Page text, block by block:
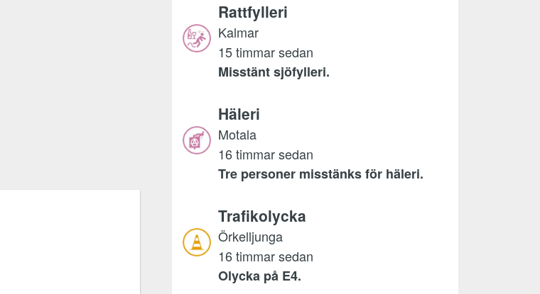
Rattfylleri
Kalmar
15 timmar sedan
Misstänt sjöfylleri.
Häleri
Motala
16 timmar sedan
Tre personer misstänks för häleri.
Trafikolycka
Örkelljunga
16 timmar sedan
Olycka på E4.